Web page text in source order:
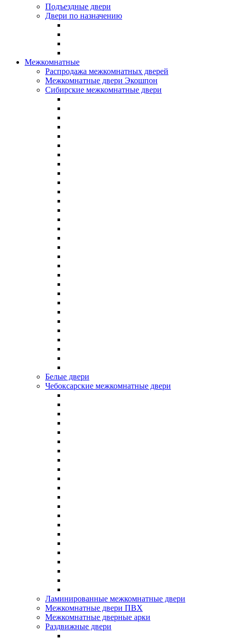
Подъездные двери
Двери по назначению
Межкомнатные
Распродажа межкомнатных дверей
Межкомнатные двери Экошпон
Сибирские межкомнатные двери
Белые двери
Чебоксарские межкомнатные двери
Ламинированные межкомнатные двери
Межкомнатные двери ПВХ
Межкомнатные дверные арки
Раздвижные двери